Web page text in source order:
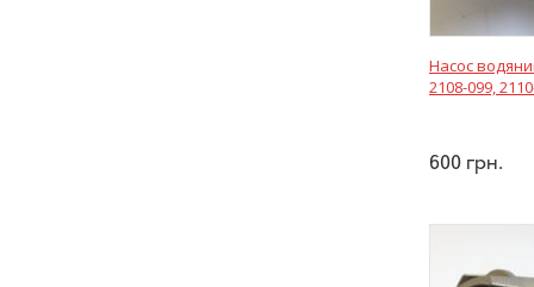
Насос
2108-099,
600 грн.